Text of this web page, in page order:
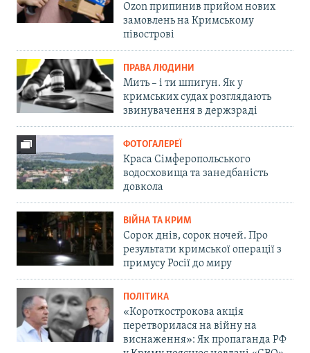
Ozon припинив прийом нових
замовлень на Кримському
півострові
ПРАВА ЛЮДИНИ
Мить – і ти шпигун. Як у
кримських судах розглядають
звинувачення в держзраді
ФОТОГАЛЕРЕЇ
Краса Сімферопольського
водосховища та занедбаність
довкола
ВІЙНА ТА КРИМ
Сорок днів, сорок ночей. Про
результати кримської операції з
примусу Росії до миру
ПОЛІТИКА
«Короткострокова акція
перетворилася на війну на
виснаження»: Як пропаганда РФ